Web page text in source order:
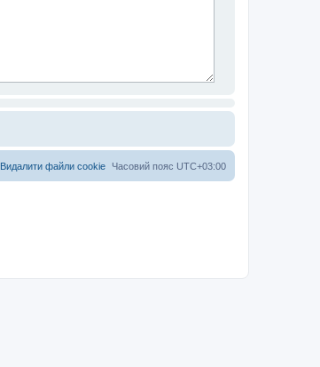
Часовий пояс UTC+03:00
Видалити файли cookie